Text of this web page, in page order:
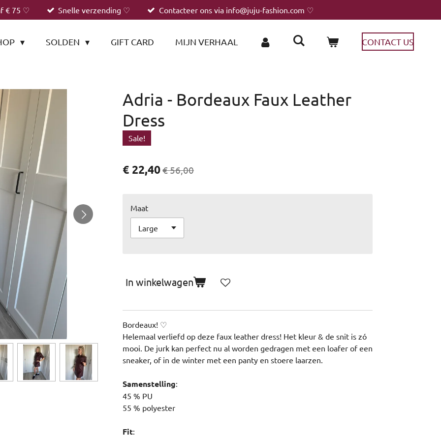
€ 75 ♡ Snelle verzending ♡ Contacteer ons via info@juju-fashion.com ♡
SOLDEN GIFT CARD MIJN VERHAAL CONTACT US
Adria - Bordeaux Faux Leather
Dress
Sale!
€ 22,40€ 56,00
Maat
In winkelwagen
Bordeaux! ♡
Helemaal verliefd op deze faux leather dress! Het kleur & de snit is zó
mooi. De jurk kan perfect nu al worden gedragen met een loafer of een
sneaker, of in de winter met een panty en stoere laarzen.
Samenstelling:
45 % PU
55 % polyester
Fit: